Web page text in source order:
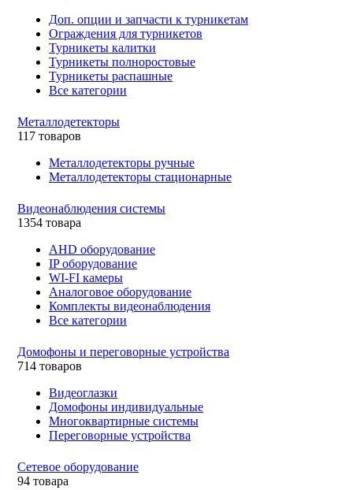
Доп. опции и запчасти к турникетам
Ограждения для турникетов
Турникеты калитки
Турникеты полноростовые
Турникеты распашные
Все категории
Металлодетекторы
117 товаров
Металлодетекторы ручные
Металлодетекторы стационарные
Видеонаблюдения cистемы
1354 товара
AHD оборудование
IP оборудование
WI-FI камеры
Аналоговое оборудование
Комплекты видеонаблюдения
Все категории
Домофоны и переговорные устройства
714 товаров
Видеоглазки
Домофоны индивидуальные
Многоквартирные системы
Переговорные устройства
Сетевое оборудование
94 товара